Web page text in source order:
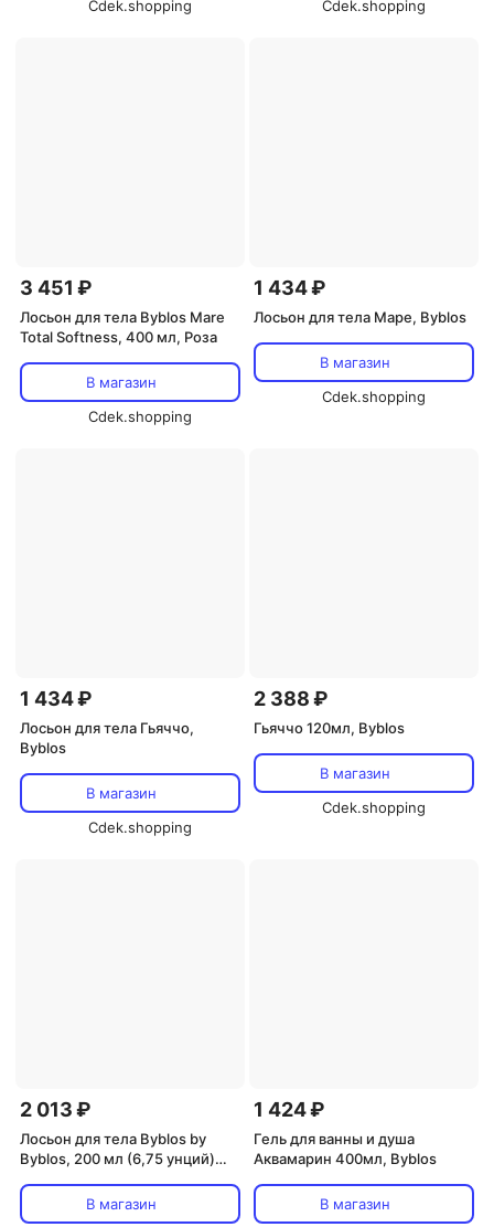
Cdek.shopping
Cdek.shopping
3 451 ₽
Лосьон для тела Byblos Mare
Total Softness, 400 мл, Роза
В магазин
Cdek.shopping
1 434 ₽
Лосьон для тела Маре, Byblos
В магазин
Cdek.shopping
1 434 ₽
Лосьон для тела Гьяччо,
Byblos
В магазин
Cdek.shopping
2 388 ₽
Гьяччо 120мл, Byblos
В магазин
Cdek.shopping
2 013 ₽
Лосьон для тела Byblos by
Byblos, 200 мл (6,75 унций)
В магазин
1 424 ₽
Гель для ванны и душа
Аквамарин 400мл, Byblos
В магазин